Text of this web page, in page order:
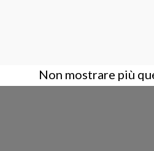
Non mostrare più